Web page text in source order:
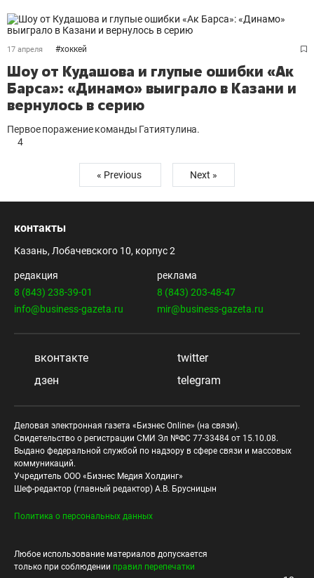
17 апреля #хоккей
Шоу от Кудашова и глупые ошибки «Ак
Барса»: «Динамо» выиграло в Казани и
вернулось в серию
Первое поражение команды Гатиятулина.
4
« Previous Next »
контакты
Казань, Лобачевского 10, корпус 2
редакция
8 (843) 238-39-01
info@business-gazeta.ru
реклама
8 (843) 203-48-47
mir@business-gazeta.ru
вконтакте
twitter
дзен
telegram
Деловая электронная газета «Бизнес Online» (на связи).
Свидетельство о регистрации СМИ Эл №ФС 77-33484 от 15.10.08.
Выдано федеральной службой по надзору в сфере связи и массовых
коммуникаций.
Учредитель ООО «Бизнес Медия Холдинг»
Шеф-редактор (главный редактор) А.В. Брусницын
Политика о персональных данных
Любое использование материалов допускается
только при соблюдении правил перепечатки